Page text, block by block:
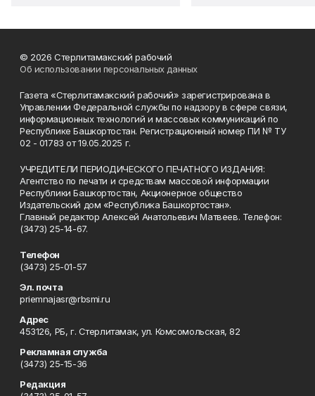
© 2026 Стерлитамакский рабочий
Об использовании персональных данных
Газета «Стерлитамакский рабочий» зарегистрирована в
Управлении Федеральной службы по надзору в сфере связи,
информационных технологий и массовых коммуникаций по
Республике Башкортостан. Регистрационный номер ПИ № ТУ
02 - 01783 от 19.05.2025 г.
УЧРЕДИТЕЛИ ПЕРИОДИЧЕСКОГО ПЕЧАТНОГО ИЗДАНИЯ:
Агентство по печати и средствам массовой информации
Республики Башкортостан, Акционерное общество
Издательский дом «Республика Башкортостан».
Главный редактор Алексей Анатольевич Матвеев. Телефон:
(3473) 25-14-67.
Телефон
(3473) 25-01-57
Эл. почта
priemnajasr@rbsmi.ru
Адрес
453126, РБ, г. Стерлитамак, ул. Комсомольская, 82
Рекламная служба
(3473) 25-15-36
Редакция